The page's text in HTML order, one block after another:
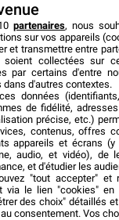
en
les
partenaires, nous
sur vos appareils
et transmettre entre
soient collectées sur
par certains d'entre
dans d'autres contextes.
données
de fidélité,
précise, etc.)
contenus, offres
appareils et écrans (y
audio, et vidéo), de
et d'étudier les
"tout accepter" et
via le lien "cookies" en
des choix" détaillés
consentement. Vos